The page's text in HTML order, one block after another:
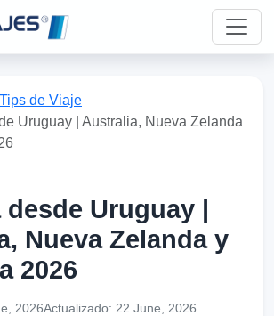
Tips de Viaje
Uruguay | Australia, Nueva Zelanda
desde Uruguay |
Nueva Zelanda y
2026
2026Actualizado: 22 June, 2026